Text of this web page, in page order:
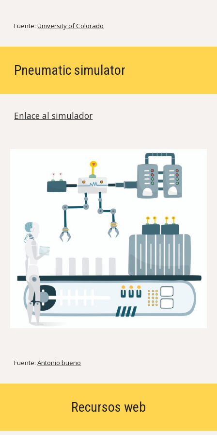
Fuente:University of Colorado
Pneumatic simulator
Enlace al simulador
Fuente: Antonio bueno
Recursos web